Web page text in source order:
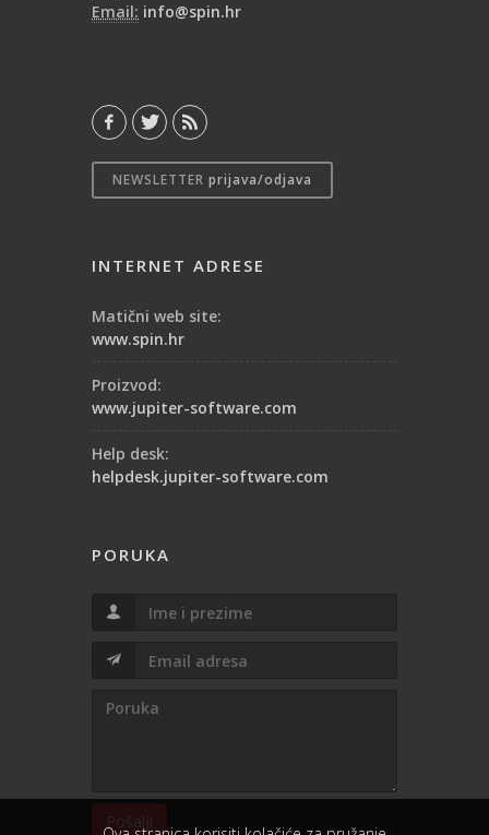
Email: info@spin.hr
NEWSLETTER prijava/odjava
INTERNET ADRESE
Matični web site:
www.spin.hr
Proizvod:
www.jupiter-software.com
Help desk:
helpdesk.jupiter-software.com
PORUKA
Pošalji